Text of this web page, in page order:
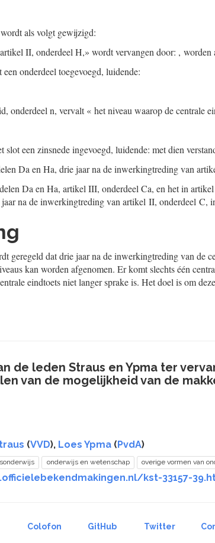
als volgt gewijzigd:
II, onderdeel H,» wordt vervangen door: ,
onderdeel toegevoegd, luidende:
onderdeel n, vervalt « het niveau waarop de centrale
een zinsnede ingevoegd, luidende: met dien
Da en Ha, drie jaar na de inwerkingtreding van
Da en Ha, artikel III, onderdeel Ca, en het in
na de inwerkingtreding van artikel II, onderdeel C,
geregeld dat drie jaar na de inwerkingtreding van de
kan worden afgenomen. Er komt slechts één
eindtoets niet langer sprake is. Het doel is om
de leden Straus en Ypma ter
van de mogelijkheid van de
(VVD), Loes Ypma (PvdA)
onderwijs en wetenschap overige vormen van
kst-33157-
Colofon GitHub Twitter